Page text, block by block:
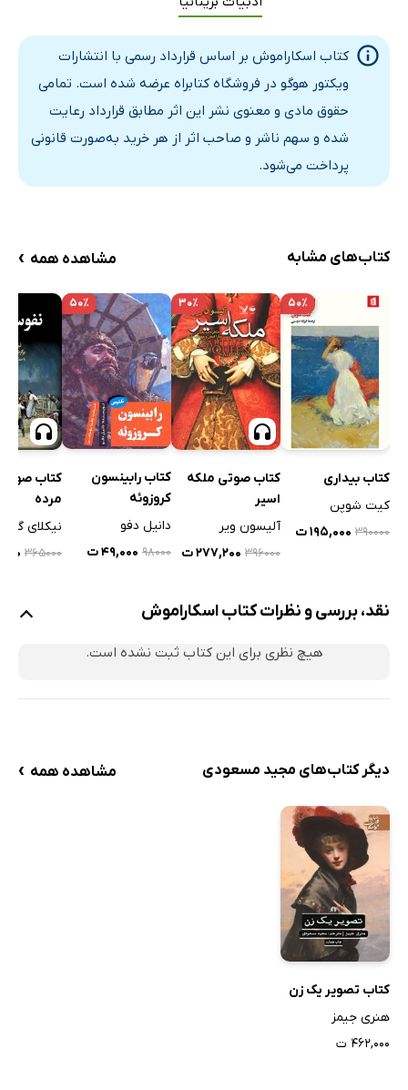
کتاب اسکاراموش بر اساس قرارداد رسمی با انتشارات
ویکتور هوگو در فروشگاه کتابراه عرضه شده است. تمامی
حقوق مادی و معنوی نشر این اثر مطابق قرارداد رعایت
شده و سهم ناشر و صاحب اثر از هر خرید به‌صورت قانونی
پرداخت می‌شود.
کتاب‌های مشابه مشاهده همه ›
۵۰٪
کتاب بیداری
کیت شوپن
۳۹۰۰۰۰ ۱۹۵,۰۰۰ ت
۳۰٪
کتاب صوتی ملکه
اسیر
آلیسون ویر
۳۹۶۰۰۰ ۲۷۷,۲۰۰ ت
۵۰٪
کتاب رابینسون
کروزوئه
دانیل دفو
۹۸۰۰۰ ۴۹,۰۰۰ ت
کتاب
مرده
نیکلای
۳۶۵۰۰۰
نقد، بررسی و نظرات کتاب اسکاراموش
هیچ نظری برای این کتاب ثبت نشده است.
دیگر کتاب‌های مجید مسعودی مشاهده همه ›
کتاب تصویر یک زن
هنری جیمز
۴۶۲,۰۰۰ ت